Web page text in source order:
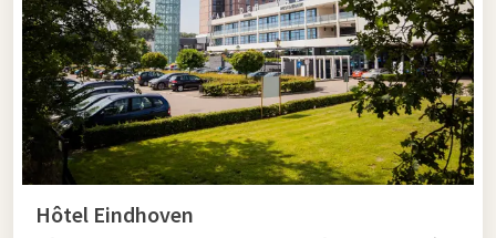
Qui cherche un buffet complet peut se rendre chezRestaurant
Het Buffet. Ce restaurant buffet moderne à Eindhoven offre
diverses possibilités culinaires tout au long de la journée.
Commencez votre journée par un abondantbuffet petit-
déjeuner, où vous profitez de petits pains fraîchement cuits,
de garnitures de luxe et de plats aux œufs préparés en direct.
L'ambiance détendue le rend idéal pour les clients de l'hôtel
ainsi que pour les visiteurs extérieurs.
Hôtel Eindhoven